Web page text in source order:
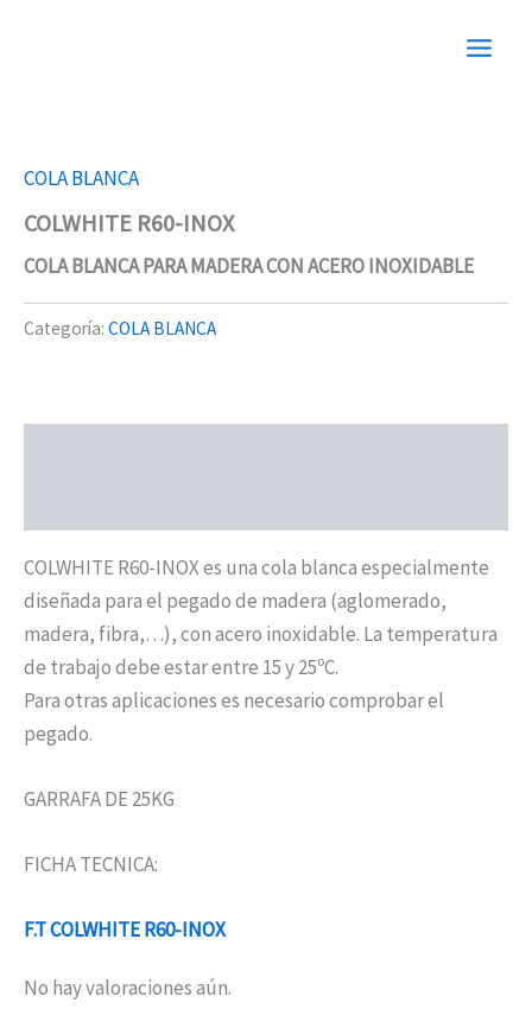
COLA BLANCA
COLWHITE R60-INOX
COLA BLANCA PARA MADERA CON ACERO INOXIDABLE
Categoría: COLA BLANCA
COLWHITE R60-INOX es una cola blanca especialmente
diseñada para el pegado de madera (aglomerado,
madera, fibra,…), con acero inoxidable. La temperatura
de trabajo debe estar entre 15 y 25ºC.
Para otras aplicaciones es necesario comprobar el
pegado.
GARRAFA DE 25KG
FICHA TECNICA:
F.T COLWHITE R60-INOX
No hay valoraciones aún.